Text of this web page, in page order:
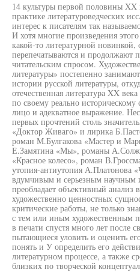
14 культуры первой половины XX
практике литературоведческих
интерес к писателям так
И хотя многие произведения
какой-то литературной новинкой,
перепечатываются и продолжают
читательским спросом.
литературы» постепенно
истории русской литературы,
отечественная литература XX
по своему реально историческому
лицо и адекватное выражение.
первых прочтений столь
«Доктор Живаго» и лирика
роман М.Булгакова «Мастер и
Е.Замятина «Мы», романы
«Красное колесо», роман
утопия-антиутопия А.Платонова
вдумчивым и серьезным научным
преобладает объективный анализ
художественно ценностных
критические работы, не только
с тем или иным художественным
в печати спустя много лет после
пытающиеся уловить и оценить
понять и У определить его
литературном процессе, а также
близких по творческой